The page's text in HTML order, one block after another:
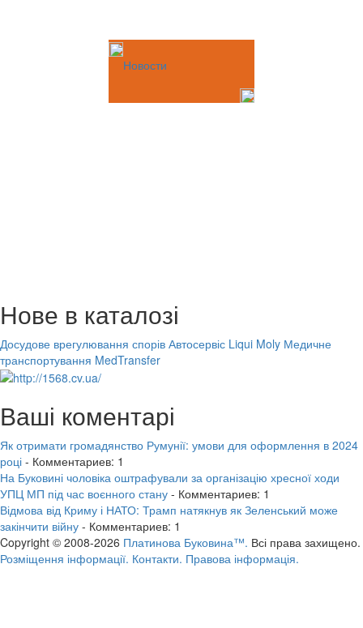
Новости
Нове в каталозі
Досудове врегулювання спорів Автосервіс Liqui Moly Медичне
транспортування MedTransfer
Ваші коментарі
Як отримати громадянство Румунії: умови для оформлення в 2024
році - Комментариев: 1
На Буковині чоловіка оштрафували за організацію хресної ходи
УПЦ МП під час воєнного стану - Комментариев: 1
Відмова від Криму і НАТО: Трамп натякнув як Зеленський може
закінчити війну - Комментариев: 1
Copyright © 2008-2026 Платинова Буковина™. Всі права захищено.
Розміщення інформації. Контакти. Правова інформація.